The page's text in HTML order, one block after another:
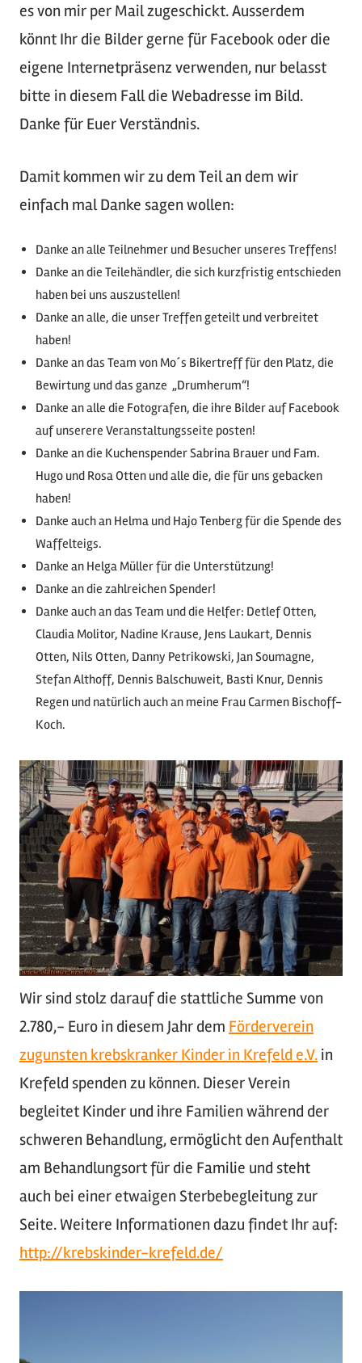
es von mir per Mail zugeschickt. Ausserdem
könnt Ihr die Bilder gerne für Facebook oder die
eigene Internetpräsenz verwenden, nur belasst
bitte in diesem Fall die Webadresse im Bild.
Danke für Euer Verständnis.
Damit kommen wir zu dem Teil an dem wir
einfach mal Danke sagen wollen:
Danke an alle Teilnehmer und Besucher unseres Treffens!
Danke an die Teilehändler, die sich kurzfristig entschieden
haben bei uns auszustellen!
Danke an alle, die unser Treffen geteilt und verbreitet
haben!
Danke an das Team von Mo´s Bikertreff für den Platz, die
Bewirtung und das ganze „Drumherum“!
Danke an alle die Fotografen, die ihre Bilder auf Facebook
auf unserere Veranstaltungsseite posten!
Danke an die Kuchenspender Sabrina Brauer und Fam.
Hugo und Rosa Otten und alle die, die für uns gebacken
haben!
Danke auch an Helma und Hajo Tenberg für die Spende des
Waffelteigs.
Danke an Helga Müller für die Unterstützung!
Danke an die zahlreichen Spender!
Danke auch an das Team und die Helfer: Detlef Otten,
Claudia Molitor, Nadine Krause, Jens Laukart, Dennis
Otten, Nils Otten, Danny Petrikowski, Jan Soumagne,
Stefan Althoff, Dennis Balschuweit, Basti Knur, Dennis
Regen und natürlich auch an meine Frau Carmen Bischoff-
Koch.
Wir sind stolz darauf die stattliche Summe von
2.780,- Euro in diesem Jahr dem Förderverein
zugunsten krebskranker Kinder in Krefeld e.V. in
Krefeld spenden zu können. Dieser Verein
begleitet Kinder und ihre Familien während der
schweren Behandlung, ermöglicht den Aufenthalt
am Behandlungsort für die Familie und steht
auch bei einer etwaigen Sterbebegleitung zur
Seite. Weitere Informationen dazu findet Ihr auf:
http://krebskinder-krefeld.de/